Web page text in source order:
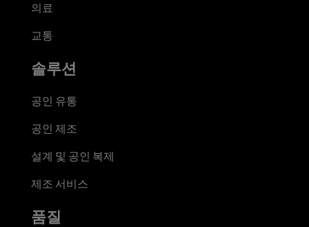
의료
교통
솔루션
공인 유통
공인 제조
설계 및 공인 복제
제조 서비스
품질